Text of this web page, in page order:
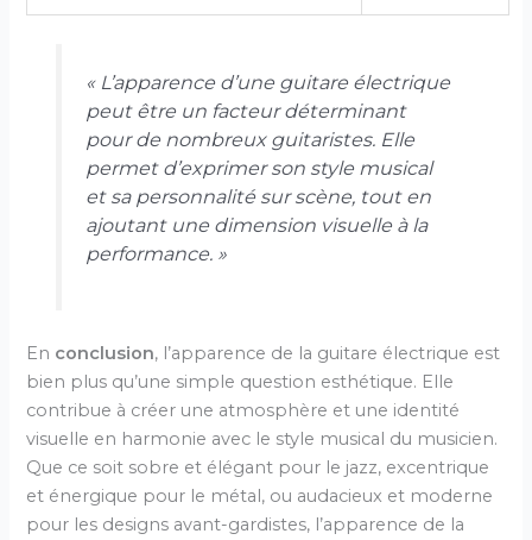
« L’apparence d’une guitare électrique
peut être un facteur déterminant
pour de nombreux guitaristes. Elle
permet d’exprimer son style musical
et sa personnalité sur scène, tout en
ajoutant une dimension visuelle à la
performance. »
En conclusion, l’apparence de la guitare électrique est
bien plus qu’une simple question esthétique. Elle
contribue à créer une atmosphère et une identité
visuelle en harmonie avec le style musical du musicien.
Que ce soit sobre et élégant pour le jazz, excentrique
et énergique pour le métal, ou audacieux et moderne
pour les designs avant-gardistes, l’apparence de la